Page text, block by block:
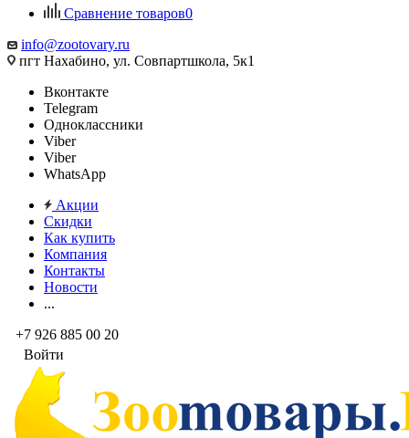
Сравнение товаров0
info@zootovary.ru
пгт Нахабино, ул. Совпартшкола, 5к1
Вконтакте
Telegram
Одноклассники
Viber
Viber
WhatsApp
Акции
Скидки
Как купить
Компания
Контакты
Новости
...
+7 926 885 00 20
Войти